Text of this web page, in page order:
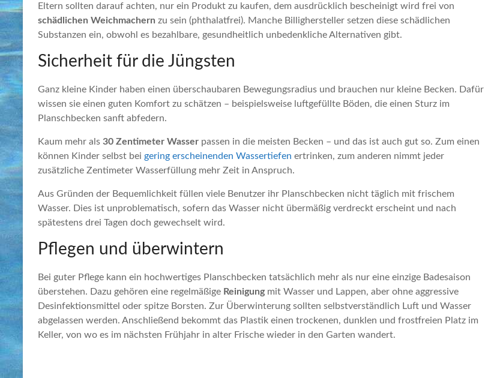
Eltern sollten darauf achten, nur ein Produkt zu kaufen, dem ausdrücklich bescheinigt wird frei von
schädlichen Weichmachern zu sein (phthalatfrei). Manche Billighersteller setzen diese schädlichen
Substanzen ein, obwohl es bezahlbare, gesundheitlich unbedenkliche Alternativen gibt.
Sicherheit für die Jüngsten
Ganz kleine Kinder haben einen überschaubaren Bewegungsradius und brauchen nur kleine Becken. Dafür
wissen sie einen guten Komfort zu schätzen – beispielsweise luftgefüllte Böden, die einen Sturz im
Planschbecken sanft abfedern.
Kaum mehr als 30 Zentimeter Wasser passen in die meisten Becken – und das ist auch gut so. Zum einen
können Kinder selbst bei gering erscheinenden Wassertiefen ertrinken, zum anderen nimmt jeder
zusätzliche Zentimeter Wasserfüllung mehr Zeit in Anspruch.
Aus Gründen der Bequemlichkeit füllen viele Benutzer ihr Planschbecken nicht täglich mit frischem
Wasser. Dies ist unproblematisch, sofern das Wasser nicht übermäßig verdreckt erscheint und nach
spätestens drei Tagen doch gewechselt wird.
Pflegen und überwintern
Bei guter Pflege kann ein hochwertiges Planschbecken tatsächlich mehr als nur eine einzige Badesaison
überstehen. Dazu gehören eine regelmäßige Reinigungmit Wasser und Lappen, aber ohne aggressive
Desinfektionsmittel oder spitze Borsten. Zur Überwinterung sollten selbstverständlich Luft und Wasser
abgelassen werden. Anschließend bekommt das Plastik einen trockenen, dunklen und frostfreien Platz im
Keller, von wo es im nächsten Frühjahr in alter Frische wieder in den Garten wandert.